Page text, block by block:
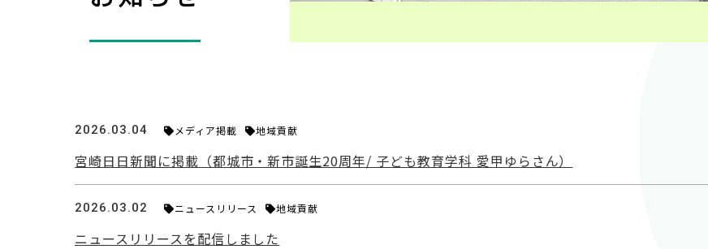
2026.03.04 メディア掲載 地域貢献
宮崎日日新聞に掲載（都城市・新市誕生20周年/ 子ども教育学科 愛甲ゆらさん）
2026.03.02 ニュースリリース 地域貢献
ニュースリリースを配信しました